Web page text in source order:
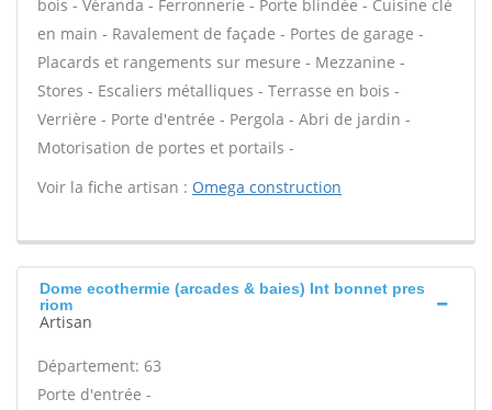
bois - Véranda - Ferronnerie - Porte blindée - Cuisine clé
en main - Ravalement de façade - Portes de garage -
Placards et rangements sur mesure - Mezzanine -
Stores - Escaliers métalliques - Terrasse en bois -
Verrière - Porte d'entrée - Pergola - Abri de jardin -
Motorisation de portes et portails -
Voir la fiche artisan : Omega construction
Dome ecothermie (arcades & baies) Int bonnet pres
riom
Artisan
Département: 63
Porte d'entrée -